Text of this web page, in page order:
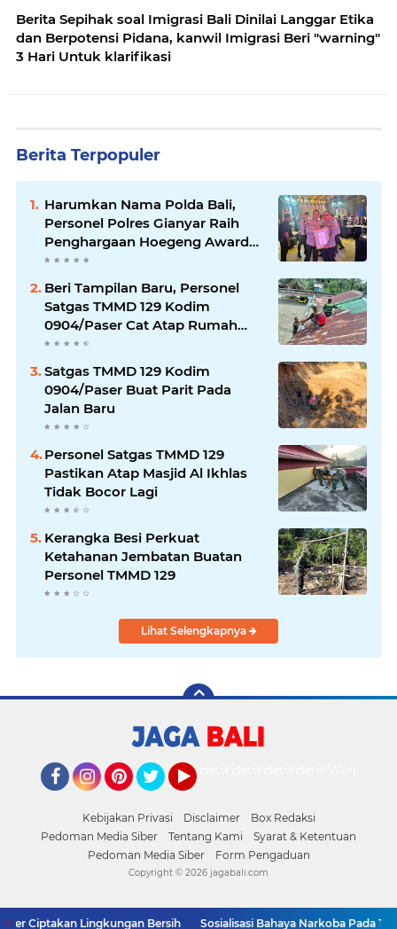
Berita Sepihak soal Imigrasi Bali Dinilai Langgar Etika
dan Berpotensi Pidana, kanwil Imigrasi Beri "warning"
3 Hari Untuk klarifikasi
Berita Terpopuler
Harumkan Nama Polda Bali,
Personel Polres Gianyar Raih
Penghargaan Hoegeng Awards
2026
Beri Tampilan Baru, Personel
Satgas TMMD 129 Kodim
0904/Paser Cat Atap Rumah
Marbot
Satgas TMMD 129 Kodim
0904/Paser Buat Parit Pada
Jalan Baru
Personel Satgas TMMD 129
Pastikan Atap Masjid Al Ikhlas
Tidak Bocor Lagi
Kerangka Besi Perkuat
Ketahanan Jembatan Buatan
Personel TMMD 129
Lihat Selengkapnya
Kebijakan Privasi Disclaimer
Box Redaksi
Pedoman Media Siber
Tentang Kami
Syarat & Ketentuan
Pedoman Media Siber
Form Pengaduan
Ciptakan Lingkungan Bersih Sosialisasi Bahaya Narkoba Pada
Copyright © 2026 jagabali.com